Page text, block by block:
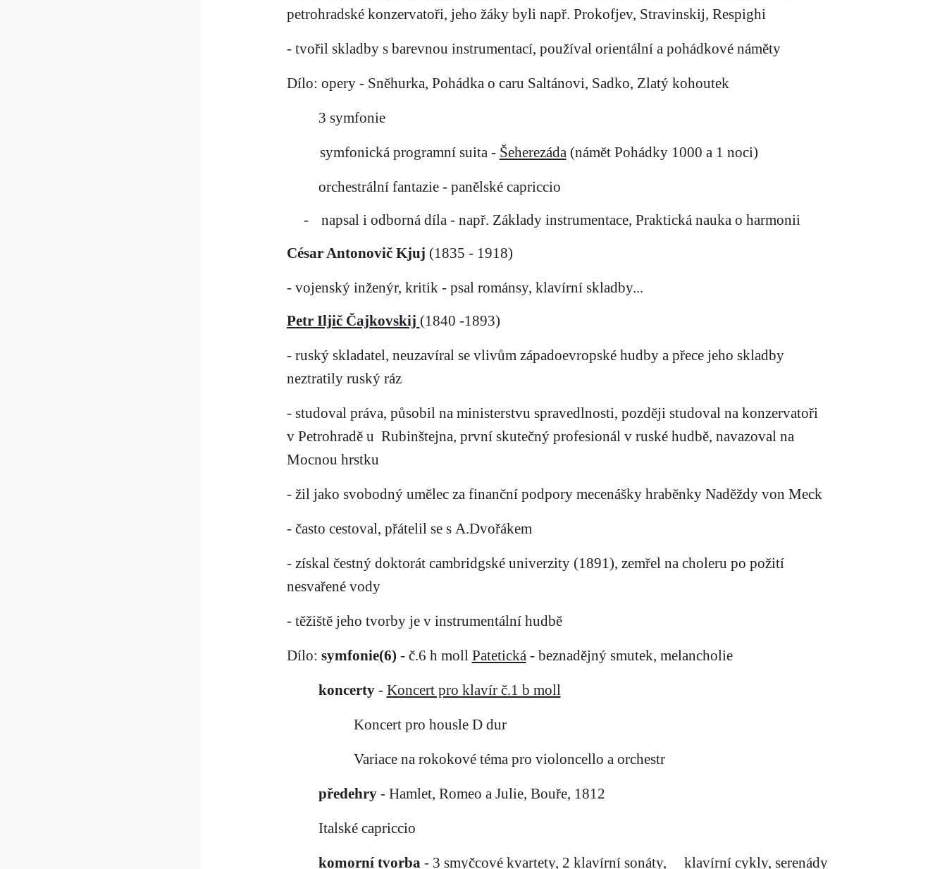
petrohradské konzervatoři, jeho žáky byli např. Prokofjev, Stravinskij, Respighi
- tvořil skladby s barevnou instrumentací, používal orientální a pohádkové náměty
Dílo: opery - Sněhurka, Pohádka o caru Saltánovi, Sadko, Zlatý kohoutek
3 symfonie
symfonická programní suita - Šeherezáda(námět Pohádky 1000 a1 noci)
orchestrální fantazie - panělské capriccio
-
napsal i odborná díla - např. Základy instrumentace, Praktická nauka o harmonii
César Antonovič Kjuj (1835 - 1918)
- vojenský inženýr, kritik - psal románsy, klavírní skladby...
Petr Iljič Čajkovskij (1840 -1893)
- ruský skladatel, neuzavíral se vlivům západoevropské hudby a přece jeho skladby
neztratily ruský ráz
- studoval práva, působil na ministerstvu spravedlnosti, později studoval na konzervatoři
v Petrohradě u Rubinštejna, první skutečný profesionál v ruské hudbě, navazoval na
Mocnou hrstku
- žil jako svobodný umělec za finanční podpory mecenášky hraběnky Naděždy von Meck
- často cestoval, přátelil se s A.Dvořákem
- získal čestný doktorát cambridgské univerzity (1891), zemřel na choleru po požití
nesvařené vody
- těžiště jeho tvorby je v instrumentální hudbě
Dílo: symfonie(6) - č.6 h moll Patetická- beznadějný smutek, melancholie
koncerty- Koncert pro klavír č.1 b moll
Koncert pro housle D dur
Variace na rokokové téma pro violoncello a orchestr
předehry- Hamlet, Romeo a Julie, Bouře, 1812
Italské capriccio
komorní tvorba- 3 smyčcové kvartety, 2 klavírní sonáty, klavírní cykly, serenády